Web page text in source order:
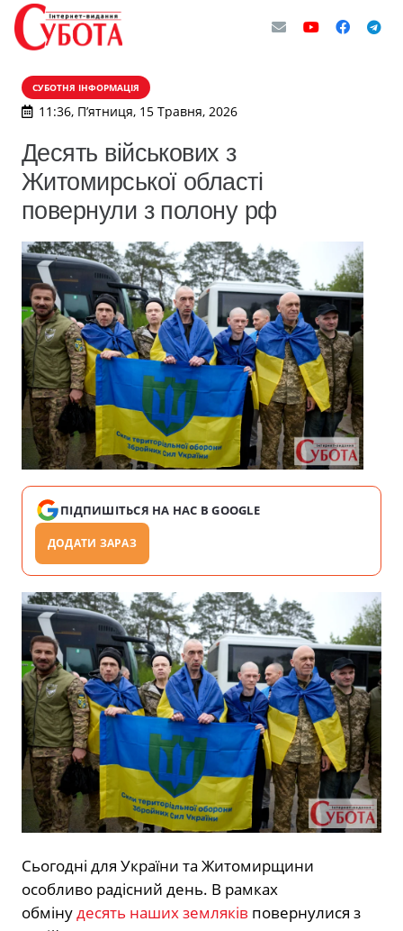
СУБОТНЯ ІНФОРМАЦІЯ
11:36, П’ятниця, 15 Травня, 2026
Десять військових з
Житомирської області
повернули з полону рф
ПІДПИШІТЬСЯ НА НАС В GOOGLE
ДОДАТИ ЗАРАЗ
Сьогодні для України та Житомирщини
особливо радісний день. В рамках
обмінудесять наших земляків повернулися з